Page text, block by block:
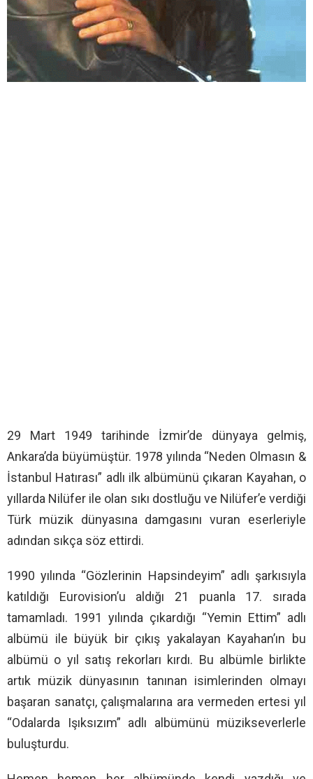
29 Mart 1949 tarihinde İzmir’de dünyaya gelmiş,
Ankara’da büyümüştür. 1978 yılında “Neden Olmasın &
İstanbul Hatırası” adlı ilk albümünü çıkaran Kayahan, o
yıllarda Nilüfer ile olan sıkı dostluğu ve Nilüfer’e verdiği
Türk müzik dünyasına damgasını vuran eserleriyle
adından sıkça söz ettirdi.
1990 yılında “Gözlerinin Hapsindeyim” adlı şarkısıyla
katıldığı Eurovision’u aldığı 21 puanla 17. sırada
tamamladı. 1991 yılında çıkardığı “Yemin Ettim” adlı
albümü ile büyük bir çıkış yakalayan Kayahan’ın bu
albümü o yıl satış rekorları kırdı. Bu albümle birlikte
artık müzik dünyasının tanınan isimlerinden olmayı
başaran sanatçı, çalışmalarına ara vermeden ertesi yıl
“Odalarda Işıksızım” adlı albümünü müzikseverlerle
buluşturdu.